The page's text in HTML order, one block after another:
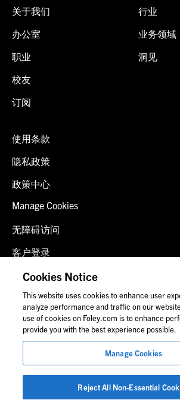
关于我们
办公室
职业
校友
订阅
行业
业务领域
洞见
使用条款
隐私政策
政策中心
Manage Cookies
无障碍访问
客户登录
诈骗预警
联系我们
© 2026 福里尔·拉德纳律师事务所
律师广告
图片中的人物可能并非福莱公司员工。
Cookies Notice
This website uses cookies to enhance user
analyze performance and traffic on our
use of cookies on Foley.com is to enhance
provide you with the best experience possible.
Manage Cookies
Reject All Non-Essential